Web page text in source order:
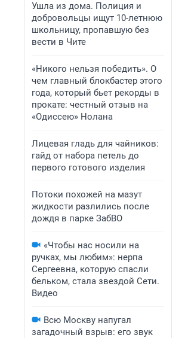
Ушла из дома. Полиция и
добровольцы ищут 10-летнюю
школьницу, пропавшую без
вести в Чите
«Никого нельзя победить». О
чем главный блокбастер этого
года, который бьет рекорды в
прокате: честный отзыв на
«Одиссею» Нолана
Лицевая гладь для чайников:
гайд от набора петель до
первого готового изделия
Потоки похожей на мазут
жидкости разлились после
дождя в парке ЗабВО
«Чтобы нас носили на
ручках, мы любим»: нерпа
Сергеевна, которую спасли
бельком, стала звездой Сети.
Видео
Всю Москву напугал
загадочный взрыв: его звук